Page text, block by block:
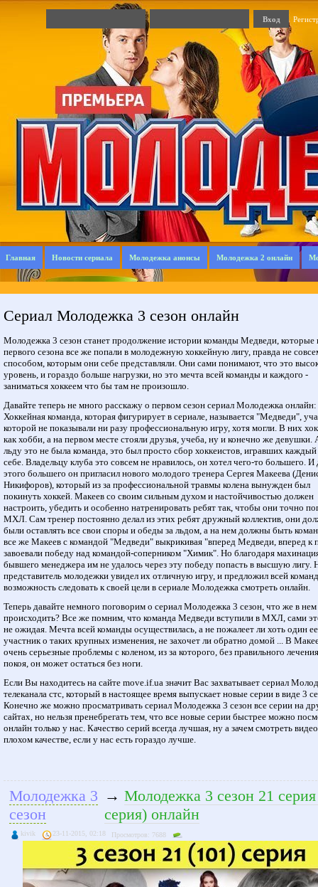
Главная Новости сериала Молодежка анонсы Молодежка 2 онлайн
Сериал Молодежка 3 сезон онлайн
Молодежка 3 сезон станет продолжение истории команды Медведи, которые
первого сезона все же попали в молодежную хоккейную лигу, правда не
способом, которым они себе представляли. Они сами понимают, что это
уровень, и гораздо больше нагрузки, но это мечта всей команды и каждого -
заниматься хоккеем что бы там не произошло.
Давайте теперь не много расскажу о первом сезон сериал Молодежка онлайн:
Хоккейная команда, которая фигурирует в сериале, называется "Медведи",
которой не показывали ни разу профессиональную игру, хотя могли. В них
как хобби, а на первом месте стояли друзья, учеба, ну и конечно же девушки.
льду это не была команда, это был просто сбор хоккеистов, игравших
себе. Владельцу клуба это совсем не нравилось, он хотел чего-то большего. И
этого большего он пригласил нового молодого тренера Сергея Макеева
Никифоров), который из за профессиональной травмы колена вынужден был
покинуть хоккей. Макеев со своим сильным духом и настойчивостью должен
настроить, убедить и особенно натренировать ребят так, чтобы они точно
МХЛ. Сам тренер постоянно делал из этих ребят дружный коллектив, они
были оставлять все свои споры и обеды за льдом, а на нем должны быть
все же Макеев с командой "Медведи" выкрикивая "вперед Медведи, вперед к
завоевали победу над командой-соперником "Химик". Но благодаря
бывшего менеджера им не удалось через эту победу попасть в высшую лигу.
представитель молодежки увидел их отличную игру, и предложил всей
возможность следовать к своей цели в сериале Молодежка смотреть онлайн.
Теперь давайте немного поговорим о сериал Молодежка 3 сезон, что же в нем
происходить? Все же помним, что команда Медведи вступили в МХЛ, сами
не ожидая. Мечта всей команды осуществилась, а не пожалеет ли хоть один ее
участник о таких крупных изменения, не захочет ли обратно домой ... В
очень серьезные проблемы с коленом, из за которого, без правильного
покоя, он может остаться без ноги.
Если Вы находитесь на сайте move.if.ua значит Вас захватывает сериал
телеканала стс, который в настоящее время выпускает новые серии в виде 3
Конечно же можно просматривать сериал Молодежка 3 сезон все серии на
сайтах, но нельзя пренебрегать тем, что все новые серии быстрее можно
онлайн только у нас. Качество серий всегда лучшая, ну а зачем смотреть
плохом качестве, если у нас есть гораздо лучше.
Молодежка 3
сезон
→ Молодежка 3 сезон 21
серия) онлайн
kivik 23-11-2015, 02:18 Просмотров: 7688